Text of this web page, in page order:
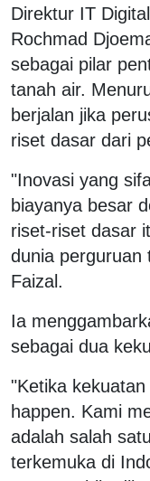
Direktur IT
Rochmad
sebagai pilar
tanah air.
berjalan jika
riset dasar dari
"Inovasi yang
biayanya besar
riset-riset dasar
dunia perguruan
Faizal.
Ia
sebagai dua
"Ketika kekuatan
happen. Kami
adalah salah
terkemuka di